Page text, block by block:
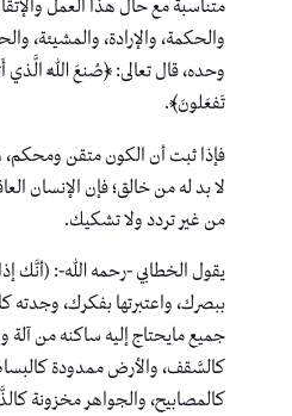
متناسبة مع حال هذا العمل
والحكمة، والإرادة، والمشيئة،
وحده، قال تعالى: ﴿صُنعَ اللَّهِ الَّذي
تَفعَلونَ﴾.
فإذا ثبت أن الكون متقن ومحكم،
لا بد له من خالق؛ فإن الإنسان
من غير تردد ولا تشكيك.
يقول الخطابي -رحمه الله-: (أنَّك
ببصرك، واعتبرتها بفكرك، وجدته
جميع مايحتاج إليه ساكنه من آلة
كالسَّقف، والأرض ممدودة
كالمصابيح، والجواهر مخزونة